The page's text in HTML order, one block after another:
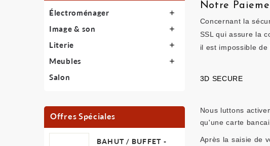
Électroménager 
Image & son 
Literie 
Meubles 
Salon
Offres Spéciales
BAHUT / BUFFET -
Notre
Concernant la
SSL qui assure la
il est impossible
3D SECURE
Nous luttons
qu'une carte
Après la saisie de